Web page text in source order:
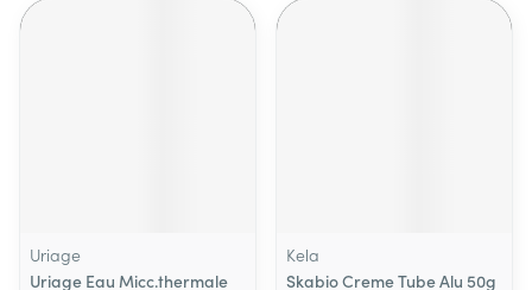
Uriage
Uriage Eau Micc.thermale
Kela
Skabio Creme Tube Alu 50g